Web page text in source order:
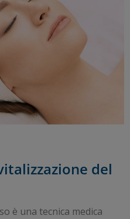
del
è una tecnica medica